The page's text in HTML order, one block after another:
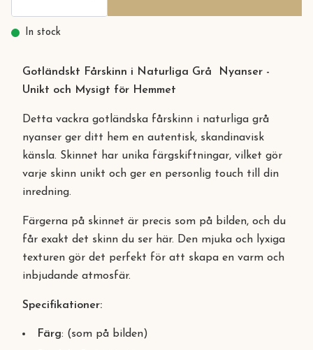
In stock
Gotländskt Fårskinn i Naturliga Grå Nyanser -
Unikt och Mysigt för Hemmet
Detta vackra gotländska fårskinn i naturliga grå
nyanser ger ditt hem en autentisk, skandinavisk
känsla. Skinnet har unika färgskiftningar, vilket gör
varje skinn unikt och ger en personlig touch till din
inredning.
Färgerna på skinnet är precis som på bilden, och du
får exakt det skinn du ser här. Den mjuka och lyxiga
texturen gör det perfekt för att skapa en varm och
inbjudande atmosfär.
Specifikationer:
Färg: (som på bilden)